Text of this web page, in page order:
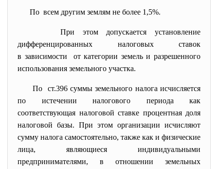
По всем другим землям не более 1,5%.
При этом допускается установление
дифференцированных налоговых ставок
в зависимости от категории земель и разрешенного
использования земельного участка.
По ст.396 суммы земельного налога исчисляется
по истечении налогового периода как
соответствующая налоговой ставке процентная доля
налоговой базы. При этом организации исчисляют
сумму налога самостоятельно, также как и физические
лица, являющиеся индивидуальными
предпринимателями, в отношении земельных